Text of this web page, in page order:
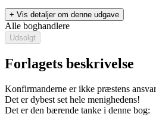
+ Vis detaljer om denne udgave
Samarbejde i sognet
Alle boghandlere
Udsolgt
Forlagets beskrivelse
Konfirmanderne er ikke præstens
Det er dybest set hele menighedens!
Det er den bærende tanke i denne bog: